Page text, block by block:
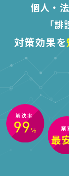
個人・
「
対策効果を